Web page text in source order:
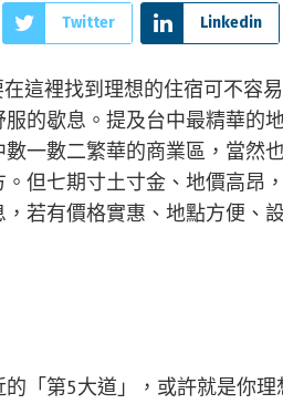
Twitter Linkedin
這裡找到理想的住宿可不容
的歇息。提及台中最精華的
一數二繁華的商業區，當然
但七期寸土寸金、地價高昂
若有價格實惠、地點方便、
「第5大道」，或許就是你